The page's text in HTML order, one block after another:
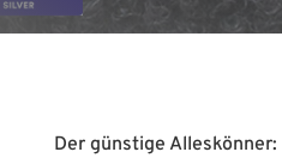
Der günstige